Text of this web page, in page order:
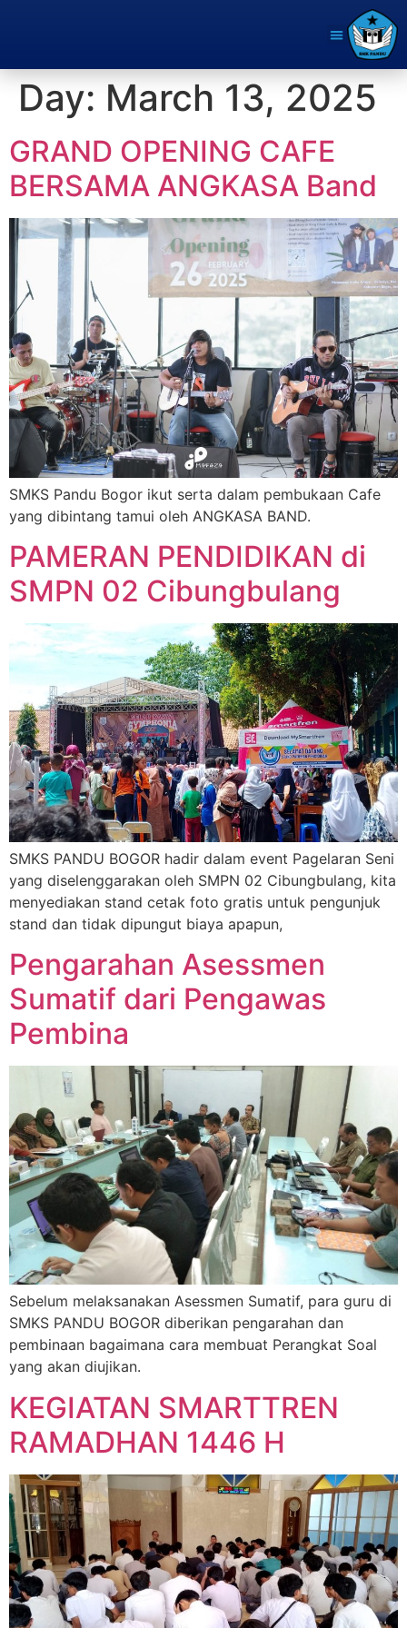
Day: March 13, 2025
GRAND OPENING CAFE
BERSAMA ANGKASA Band
SMKS Pandu Bogor ikut serta dalam pembukaan Cafe
yang dibintang tamui oleh ANGKASA BAND.
PAMERAN PENDIDIKAN di
SMPN 02 Cibungbulang
SMKS PANDU BOGOR hadir dalam event Pagelaran Seni
yang diselenggarakan oleh SMPN 02 Cibungbulang, kita
menyediakan stand cetak foto gratis untuk pengunjuk
stand dan tidak dipungut biaya apapun,
Pengarahan Asessmen
Sumatif dari Pengawas
Pembina
Sebelum melaksanakan Asessmen Sumatif, para guru di
SMKS PANDU BOGOR diberikan pengarahan dan
pembinaan bagaimana cara membuat Perangkat Soal
yang akan diujikan.
KEGIATAN SMARTTREN
RAMADHAN 1446 H